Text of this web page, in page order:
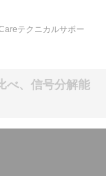
テクニカルサポー
べ、信号分解能